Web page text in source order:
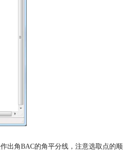
出角BAC的角平分线，注意选取点的顺